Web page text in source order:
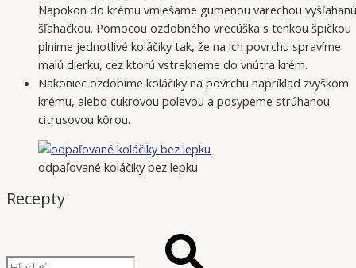
Napokon do krému vmiešame gumenou varechou vyšľahanú
šľahačkou. Pomocou ozdobného vrecúška s tenkou špičkou
plníme jednotlivé koláčiky tak, že na ich povrchu spravíme
malú dierku, cez ktorú vstrekneme do vnútra krém.
Nakoniec ozdobíme koláčiky na povrchu napríklad zvyškom
krému, alebo cukrovou polevou a posypeme strúhanou
citrusovou kôrou.
odpaľované koláčiky bez lepku
Recepty